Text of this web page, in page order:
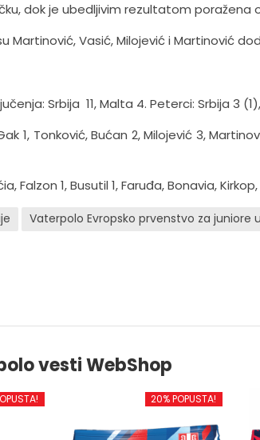
dok je ubedljivim rezultatom poražena
Martinović, Vasić, Milojević i Martinović
Srbija 11, Malta 4. Peterci: Srbija 3
1, Tonković, Bućan 2, Milojević 3,
Falzon 1, Busutil 1, Faruđa, Bonavia,
Vaterpolo Evropsko prvenstvo za juniore
vesti WebShop
20% POPUSTA!